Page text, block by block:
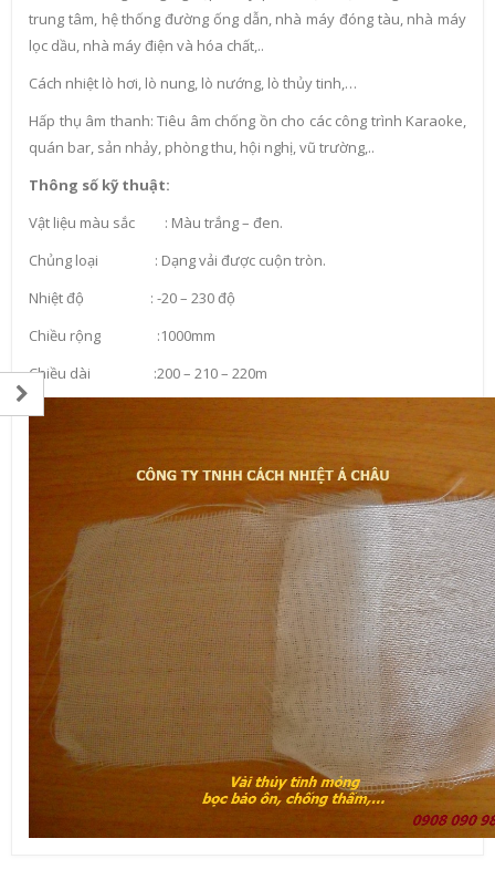
trung tâm, hệ thống đường ống dẫn, nhà máy đóng tàu, nhà máy
lọc dầu, nhà máy điện và hóa chất,..
Cách nhiệt lò hơi, lò nung, lò nướng, lò thủy tinh,…
Hấp thụ âm thanh: Tiêu âm chống ồn cho các công trình Karaoke,
quán bar, sản nhảy, phòng thu, hội nghị, vũ trường,..
Thông số kỹ thuật:
Vật liệu màu sắc : Màu trắng – đen.
Chủng loại : Dạng vải được cuộn tròn.
Nhiệt độ : -20 – 230 độ
Chiều rộng :1000mm
Chiều dài :200 – 210 – 220m